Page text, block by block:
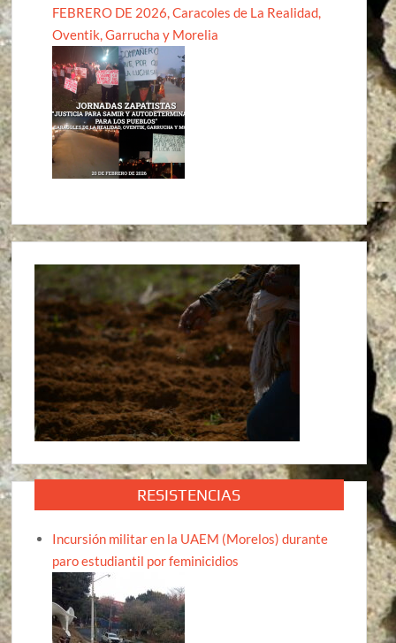
FEBRERO DE 2026, Caracoles de La Realidad,
Oventik, Garrucha y Morelia
RESISTENCIAS
Incursión militar en la UAEM (Morelos) durante
paro estudiantil por feminicidios